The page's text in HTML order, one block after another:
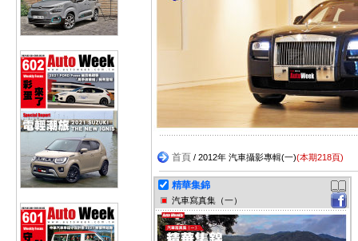
首頁 / 2012年 汽車攝影專輯(一)(本期218頁)
精華集錦
汽車寫真集（一）